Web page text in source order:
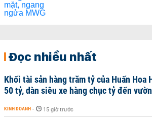
Đọc nhiều nhất
Khối tài sản hàng trăm tỷ của Huấn Hoa
50 tỷ, dàn siêu xe hàng chục tỷ đến
KINH DOANH - 15 giờ trước